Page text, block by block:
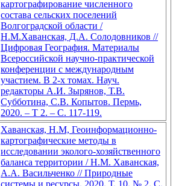
картографирование численного
состава сельских поселений
Волгоградской области /
Н.М.Хаванская, Д.А. Солодовников //
Цифровая География. Материалы
Всероссийской научно-практической
конференции с международным
участием. В 2-х томах. Науч.
редакторы А.И. Зырянов, Т.В.
Субботина, С.В. Копытов. Пермь,
2020. – Т 2. – С. 117-119.
Хаванская, Н.М, Геоинформационно-
картографические методы в
исследовании эколого-хозяйственного
баланса территории / Н.М. Хаванская,
А.А. Васильченко // Природные
системы и ресурсы. 2020. Т. 10. № 2. С.